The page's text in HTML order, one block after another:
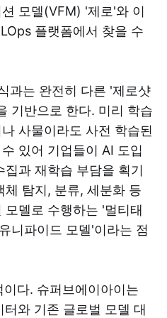
모델(VFM) '제로'와 이
플랫폼에서 찾을 수
과는 완전히 다른 '제로샷
기반으로 한다. 미리 학습
사물이라도 사전 학습된
있어 기업들이 AI 도입
과 재학습 부담을 획기
탐지, 분류, 세분화 등
델로 수행하는 '멀티태
니파이드 모델'이라는 점
다. 슈퍼브에이아이는
와 기존 글로벌 모델 대